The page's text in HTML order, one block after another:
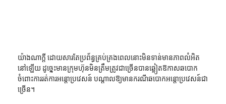
យ៉ាងណាក្តី ដោយសារតែប្រព័ន្ធគ្រប់គ្រងពេលនោះមិនទាន់មានភាពលំអិត
នៅឡើយ ដូច្នេះមានក្រុមហ៊ុនមិនត្រឹមត្រូវជាច្រើនបានឆ្លៀតឱកាសឆបោក
ចំពោះការរត់ការអន្តោប្រវេសន៍ បណ្តាលឱ្យមានករណីឆបោកអន្តោប្រវេសន៍ជា
ច្រើន។